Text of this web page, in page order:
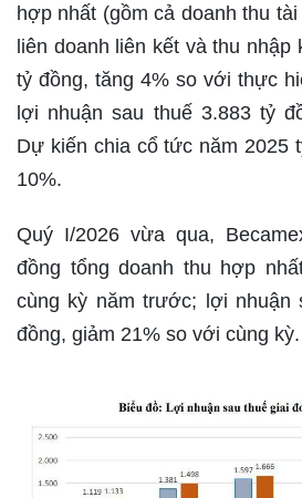
hợp nhất (gồm cả doanh thu
liên doanh liên kết và thu
tỷ đồng, tăng 4% so với thực
lợi nhuận sau thuế 3.883 tỷ
Dự kiến chia cổ tức năm 2025
10%.
Quý I/2026 vừa qua,
đồng tổng doanh thu hợp
cùng kỳ năm trước; lợi nhuận
đồng, giảm 21% so với cùng kỳ.